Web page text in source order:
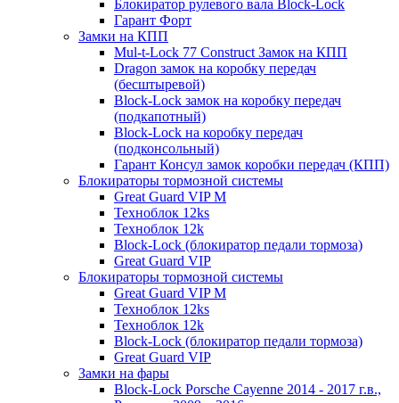
Блокиратор рулевого вала Block-Lock
Гарант Форт
Замки на КПП
Mul-t-Lock 77 Construct Замок на КПП
Dragon замок на коробку передач
(бесштыревой)
Block-Lock замок на коробку передач
(подкапотный)
Block-Lock на коробку передач
(подконсольный)
Гарант Консул замок коробки передач (КПП)
Блокираторы тормозной системы
Great Guard VIP M
Техноблок 12ks
Техноблок 12k
Block-Lock (блокиратор педали тормоза)
Great Guard VIP
Блокираторы тормозной системы
Great Guard VIP M
Техноблок 12ks
Техноблок 12k
Block-Lock (блокиратор педали тормоза)
Great Guard VIP
Замки на фары
Block-Lock Porsche Cayenne 2014 - 2017 г.в.,